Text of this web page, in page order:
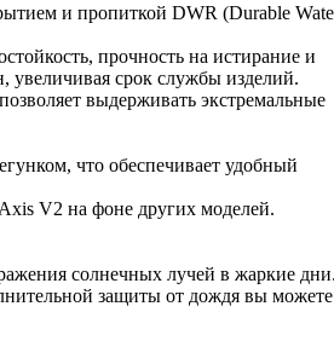
и пропиткой DWR (Durable
прочность на истирание и
увеличивая срок службы изделий.
выдерживать экстремальные
что обеспечивает удобный
V2 на фоне других моделей.
солнечных лучей в жаркие дни.
защиты от дождя вы можете